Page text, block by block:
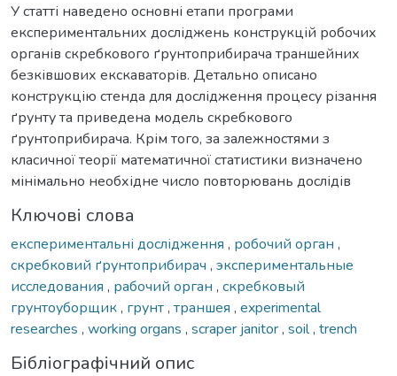
У статті наведено основні етапи програми
експериментальних досліджень конструкцій робочих
органів скребкового ґрунтоприбирача траншейних
безківшових екскаваторів. Детально описано
конструкцію стенда для дослідження процесу різання
ґрунту та приведена модель скребкового
ґрунтоприбирача. Крім того, за залежностями з
класичної теорії математичної статистики визначено
мінімально необхідне число повторювань дослідів
Ключові слова
експериментальні дослідження , робочий орган ,
скребковий ґрунтоприбирач , экспериментальные
исследования , рабочий орган , скребковый
грунтоуборщик, грунт, траншея , experimental
researches , working organs , scraper janitor, soil, trench
Бібліографічний опис